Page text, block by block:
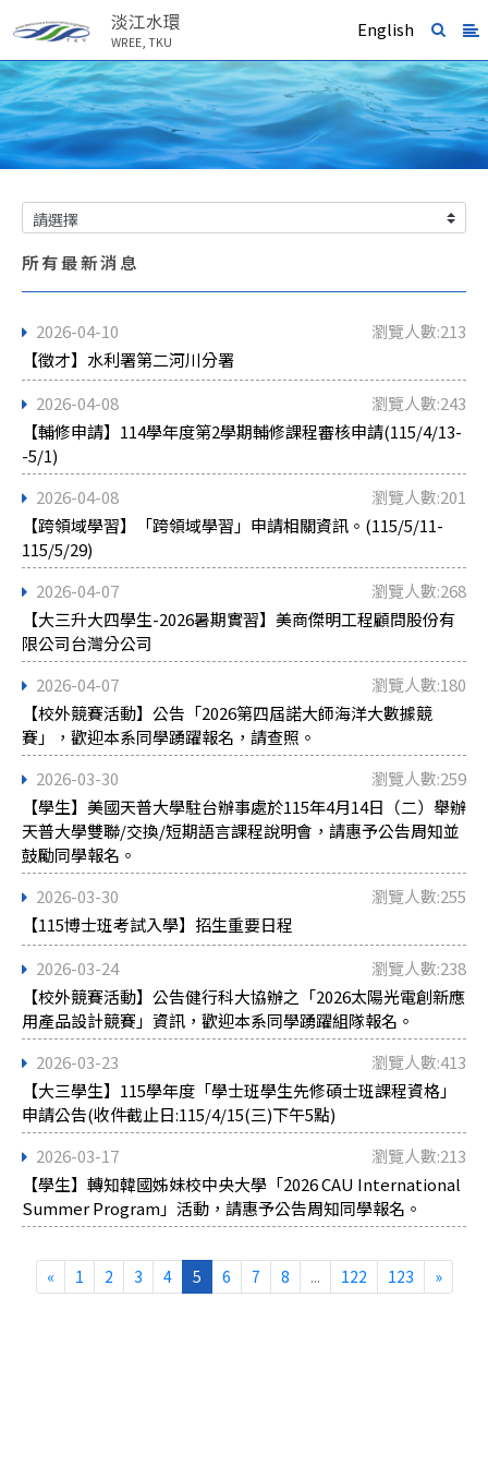
淡江水環
WREE, TKU
English
所有最新消息
2026-04-10
瀏覽人數:213
【徵才】水利署第二河川分署
2026-04-08
瀏覽人數:243
【輔修申請】114學年度第2學期輔修課程審核申請(115/4/13-
-5/1)
2026-04-08
瀏覽人數:201
【跨領域學習】「跨領域學習」申請相關資訊。(115/5/11-
115/5/29)
2026-04-07
瀏覽人數:268
【大三升大四學生-2026暑期實習】美商傑明工程顧問股份有
限公司台灣分公司
2026-04-07
瀏覽人數:180
【校外競賽活動】公告「2026第四屆諾大師海洋大數據競
賽」，歡迎本系同學踴躍報名，請查照。
2026-03-30
瀏覽人數:259
【學生】美國天普大學駐台辦事處於115年4月14日（二）舉辦
天普大學雙聯/交換/短期語言課程說明會，請惠予公告周知並
鼓勵同學報名。
2026-03-30
瀏覽人數:255
【115博士班考試入學】招生重要日程
2026-03-24
瀏覽人數:238
【校外競賽活動】公告健行科大協辦之「2026太陽光電創新應
用產品設計競賽」資訊，歡迎本系同學踴躍組隊報名。
2026-03-23
瀏覽人數:413
【大三學生】115學年度「學士班學生先修碩士班課程資格」
申請公告(收件截止日:115/4/15(三)下午5點)
2026-03-17
瀏覽人數:213
【學生】轉知韓國姊妹校中央大學「2026 CAU International
Summer Program」活動，請惠予公告周知同學報名。
« 1 2 3 4 5 6 7 8 ... 122 123 »